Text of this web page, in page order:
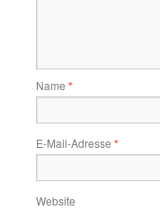
Name *
E-Mail-Adresse *
Website